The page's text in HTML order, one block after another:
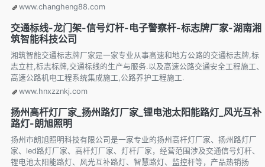
www.changheng88.com
交通标线-龙门架-信号灯杆-电子警察杆-标志牌厂家-湖南湘
筑智能科技公司
湘筑智能交通标志牌厂家是一家专业从事高速和地方公路的交通标志牌,标
志立柱,标志标牌,交通标线的生产与服务.以及高速公路交通安全工程施工、
高速公路机电工程系统集成施工,公路养护工程施工.
www.hnxzznkj.com
扬州高杆灯厂家_扬州路灯厂家_锂电池太阳能路灯_风光互补
路灯-朗旭照明
扬州市朗旭照明科技有限公司是一家专业的扬州高杆灯厂家、扬州路灯厂
家、led路灯厂家、高杆灯厂家、灯杆厂家，经营范围涉及交通信号灯杆、
锂电池太阳能路灯、风光互补路灯、智慧路灯、监控杆等，产品热销扬